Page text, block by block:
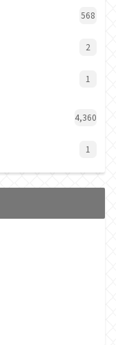
568
2
1
4,360
1